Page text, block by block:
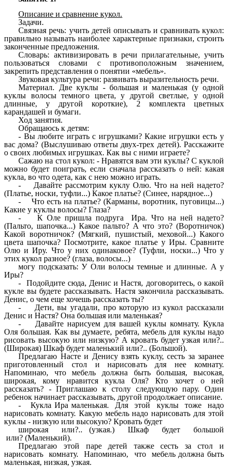
Описание и сравнение кукол.
Задачи.
Связная речь: учить детей описывать и сравнивать кукол:
правильно называть наиболее характерные признаки, строить
законченные предложения.
Словарь: активизировать в речи прилагательные, учить
пользоваться словами с противоположным значением,
закрепить представления о понятии «мебель».
Звуковая культура речи: развивать выразительность речи.
Материал. Две куклы - большая и маленькая (у одной
куклы волосы темного цвета, у другой светлые, у одной
длинные, у другой короткие), 2 комплекта цветных
карандашей и бумаги.
Ход занятия.
Обращаюсь к детям:
- Вы любите играть с игрушками? Какие игрушки есть у
вас дома? (Выслушиваю ответы двух-трех детей). Расскажите
о своих любимых игрушках. Как вы с ними играете?
Сажаю на стол кукол: - Нравятся вам эти куклы? С куклой
можно будет поиграть, если сначала рассказать о ней: какая
кукла, во что одета, как с нею можно играть.
- Давайте рассмотрим куклу Олю. Что на ней надето?
(Платье, носки, туфли...) Какое платье? (Синее, нарядное...)
- Что есть на платье? (Карманы, воротник, пуговицы...)
Какие у куклы волосы? Глаза?
- К Оле пришла подруга Ира. Что на ней надето?
(Пальто, шапочка...) Какое пальто? А что это? (Воротничок)
Какой воротничок? (Мягкий, пушистый, меховой...) Какого
цвета шапочка? Посмотрите, какое платье у Иры. Сравните
Олю и Иру. Что у них одинаковое? (Туфли, носки...) Что у
этих кукол разное? (глаза, волосы...)
могу подсказать: У Оли волосы темные и длинные. А у
Иры?
- Подойдите сюда, Денис и Настя, договоритесь, о какой
кукле вы будете рассказывать. Настя закончила рассказывать.
Денис, о чем еще хочешь рассказать ты?
- Дети, вы угадали, про которую из кукол рассказали
Денис и Настя? Она большая или маленькая?
- Давайте нарисуем для вашей куклы комнату. Кукла
Оля большая. Как вы думаете, ребята, мебель для куклы надо
рисовать высокую или низкую? А кровать будет узкая или?..
(Широкая) Шкаф будет маленький или?.. (Большой).
Предлагаю Насте и Денису взять куклу, сесть за заранее
приготовленный стол и нарисовать для нее комнату.
Напоминаю, что мебель должна быть большая, высокая,
широкая, кому нравится кукла Оля? Кто хочет о ней
рассказать? - Приглашаю к столу следующую пару. Один
ребенок начинает рассказывать, другой продолжает описание.
- Кукла Ира маленькая. Для этой куклы тоже надо
нарисовать комнату. Какую мебель надо нарисовать для этой
куклы - низкую или высокую? Кровать будет
широкая или?.. (узкая.) Шкаф будет большой
или? (Маленький).
Предлагаю этой паре детей также сесть за стол и
нарисовать комнату. Напоминаю, что мебель должна быть
маленькая, низкая, узкая.